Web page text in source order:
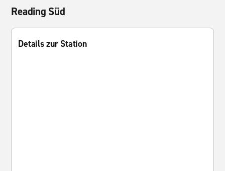
Reading Süd
Details zur Station